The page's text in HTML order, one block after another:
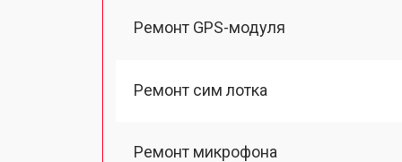
Ремонт GPS-модуля
Ремонт сим лотка
Ремонт микрофона